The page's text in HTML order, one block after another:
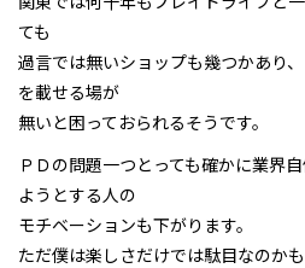
ても
過言では無いショップも幾つかあり
を載せる場が
無いと困っておられるそうです。
ＰＤの問題一つとっても確かに業界
ようとする人の
モチベーションも下がります。
ただ僕は楽しさだけでは駄目なのか